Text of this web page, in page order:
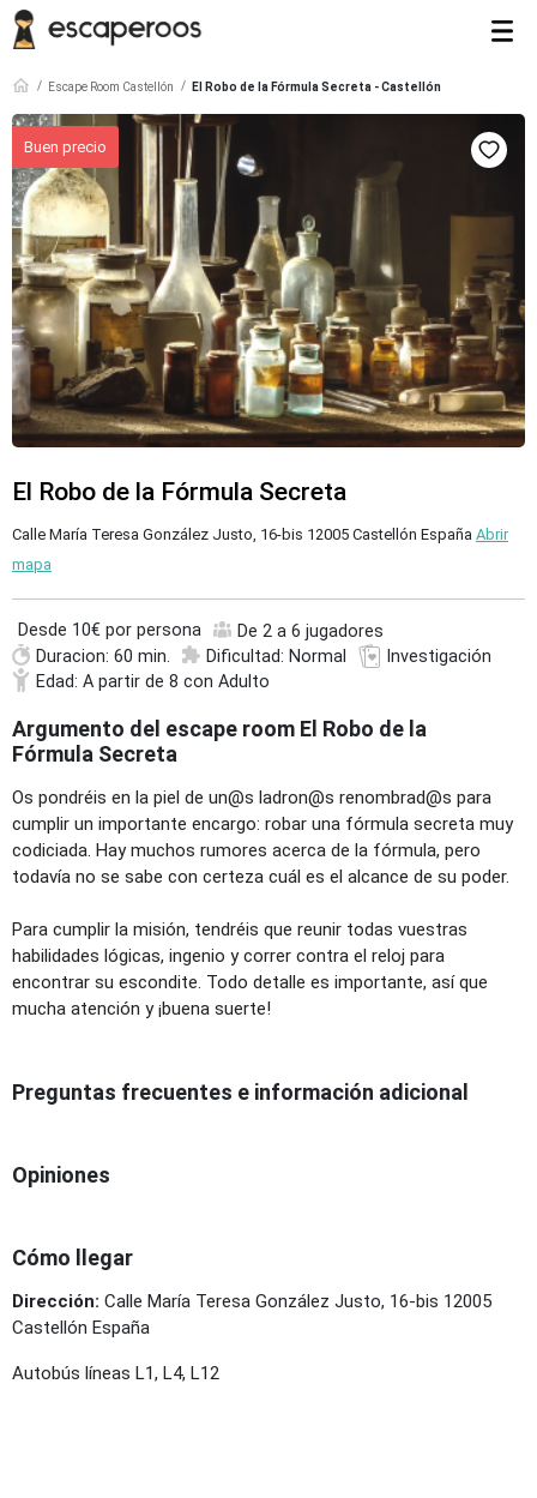
Escape Room Castellón El Robo de la Fórmula Secreta - Castellón
El Robo de la Fórmula Secreta
Calle María Teresa González Justo, 16-bis 12005 Castellón España Abrir
mapa
Desde 10€ por persona
De 2 a 6 jugadores
Duracion: 60 min.
Dificultad: Normal
Investigación
Edad: A partir de 8 con Adulto
Argumento del escape room El Robo de la
Fórmula Secreta
Os pondréis en la piel de un@s ladron@s renombrad@s para
cumplir un importante encargo: robar una fórmula secreta muy
codiciada. Hay muchos rumores acerca de la fórmula, pero
todavía no se sabe con certeza cuál es el alcance de su poder.
Para cumplir la misión, tendréis que reunir todas vuestras
habilidades lógicas, ingenio y correr contra el reloj para
encontrar su escondite. Todo detalle es importante, así que
mucha atención y ¡buena suerte!
Preguntas frecuentes e información adicional
Opiniones
Cómo llegar
Dirección: Calle María Teresa González Justo, 16-bis 12005
Castellón España
Autobús líneas L1, L4, L12